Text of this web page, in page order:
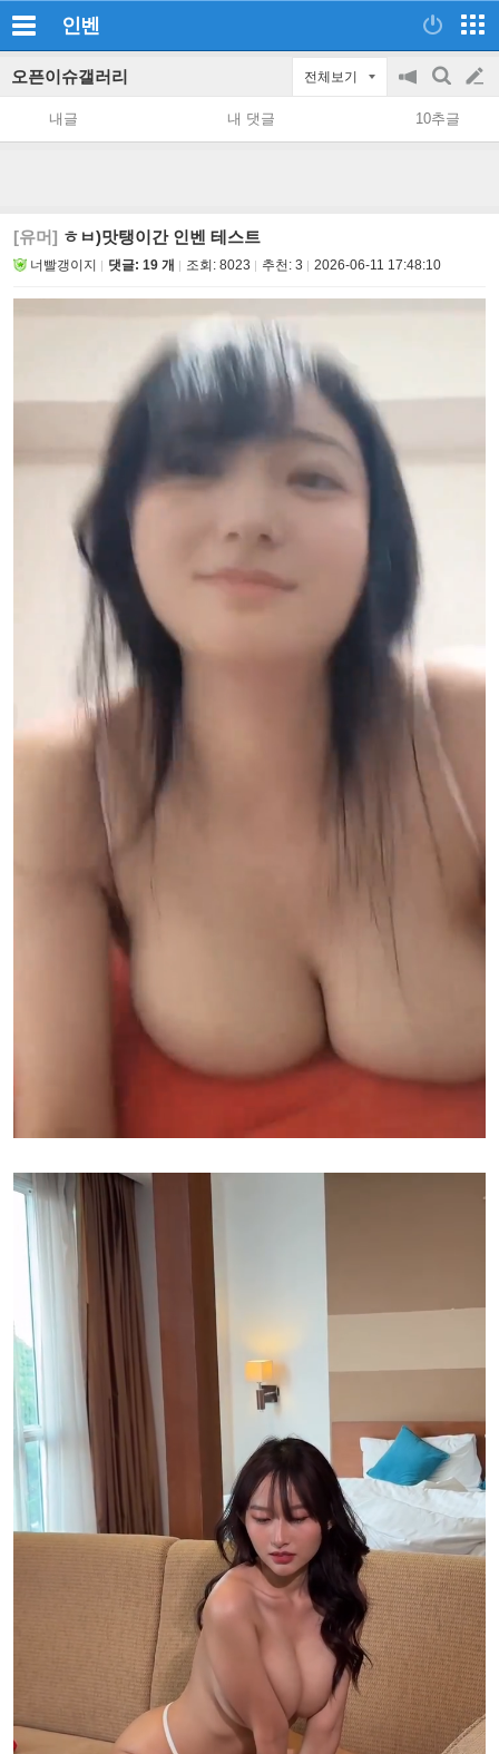
인벤
오픈이슈갤러리 전체보기
공
지
on/off
검
색
글
쓰
내글 내 댓글 10추글
[유머] ㅎㅂ)맛탱이간 인벤 테스트
너빨갱이지 댓글: 19 개 조회: 8023 추천: 3 2026-06-11 17:48:10